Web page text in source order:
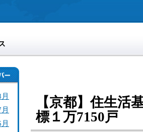
【京都】住生
標１万7150戸